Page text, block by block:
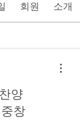
회원 소개
양
창